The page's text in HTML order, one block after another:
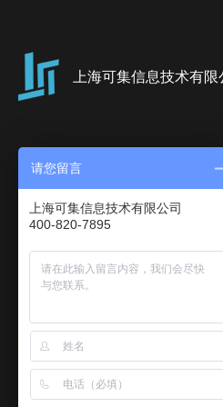
上海可集信息技术有限
地址：上海市成都北路500号峻岭
电话：400-820-7895
邮箱：kj-support@keji-info.com.cn
传真：021-53833095-820
网站：www.keji-info.com.cn
上海可集信息技术有限公司 版
友情链接：
本站关键词：tms运输管理系统
请您留言
上海可集信息技术有限公司
400-820-7895